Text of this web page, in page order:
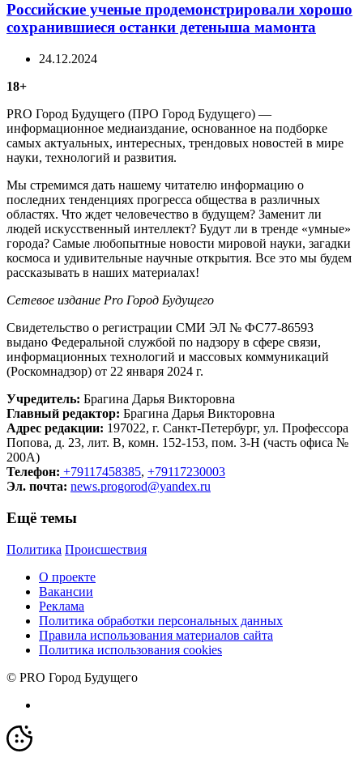
Российские ученые продемонстрировали хорошо
сохранившиеся останки детеныша мамонта
24.12.2024
18+
PRO Город Будущего (ПРО Город Будущего) —
информационное медиаиздание, основанное на подборке
самых актуальных, интересных, трендовых новостей в мире
науки, технологий и развития.
Мы стремимся дать нашему читателю информацию о
последних тенденциях прогресса общества в различных
областях. Что ждет человечество в будущем? Заменит ли
людей искусственный интеллект? Будут ли в тренде «умные»
города? Самые любопытные новости мировой науки, загадки
космоса и удивительные научные открытия. Все это мы будем
рассказывать в наших материалах!
Сетевое издание Рrо Город Будущего
Свидетельство о регистрации СМИ ЭЛ № ФС77-86593
выдано Федеральной службой по надзору в сфере связи,
информационных технологий и массовых коммуникаций
(Роскомнадзор) от 22 января 2024 г.
Учредитель: Брагина Дарья Викторовна
Главный редактор: Брагина Дарья Викторовна
Адрес редакции: 197022, г. Санкт-Петербург, ул. Профессора
Попова, д. 23, лит. В, комн. 152-153, пом. 3-Н (часть офиса №
200А)
Телефон: +79117458385, +79117230003
Эл. почта: news.progorod@yandex.ru
Ещё темы
Политика Происшествия
О проекте
Вакансии
Реклама
Политика обработки персональных данных
Правила использования материалов сайта
Политика использования cookies
© PRO Город Будущего